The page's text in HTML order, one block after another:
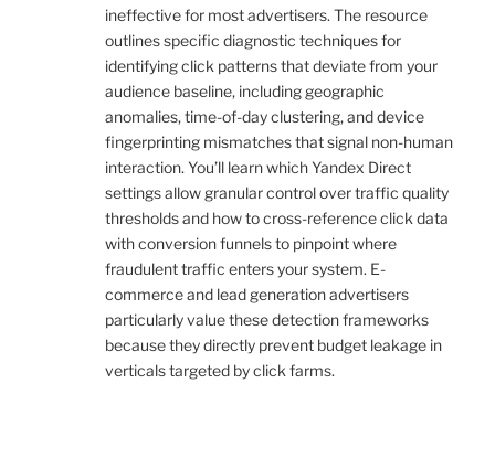
ineffective for most advertisers. The resource
outlines specific diagnostic techniques for
identifying click patterns that deviate from your
audience baseline, including geographic
anomalies, time-of-day clustering, and device
fingerprinting mismatches that signal non-human
interaction. You’ll learn which Yandex Direct
settings allow granular control over traffic quality
thresholds and how to cross-reference click data
with conversion funnels to pinpoint where
fraudulent traffic enters your system. E-
commerce and lead generation advertisers
particularly value these detection frameworks
because they directly prevent budget leakage in
verticals targeted by click farms.